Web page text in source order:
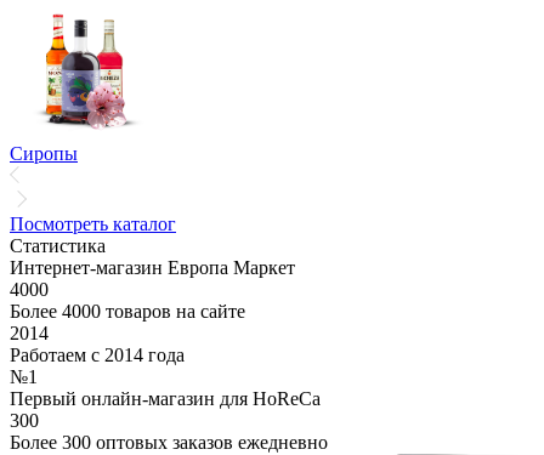
Сиропы
Посмотреть каталог
Статистика
Интернет-магазин Европа Маркет
4000
Более 4000 товаров на сайте
2014
Работаем с 2014 года
№1
Первый онлайн-магазин для HoReCa
300
Более 300 оптовых заказов ежедневно